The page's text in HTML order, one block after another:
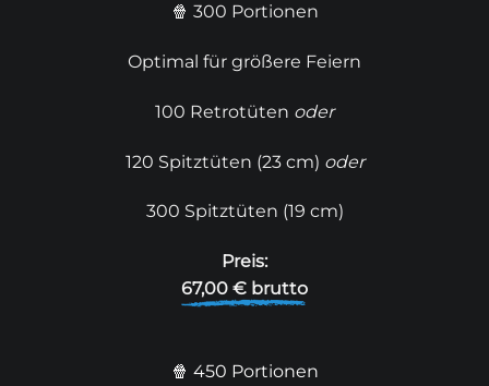
🍿 300 Portionen
Optimal für größere Feiern
100 Retrotüten oder
120 Spitztüten (23 cm) oder
300 Spitztüten (19 cm)
Preis:
67,00 € brutto
🍿 450 Portionen